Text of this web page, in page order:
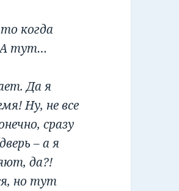
когда
А тут…
Да я
Ну, не все
сразу
– а я
да?!
но тут